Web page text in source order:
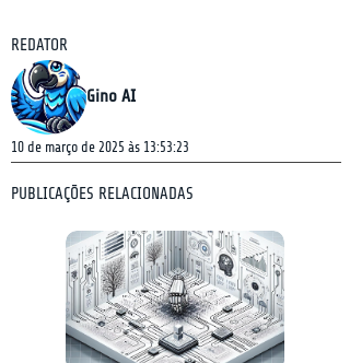
REDATOR
Gino AI
10 de março de 2025 às 13:53:23
PUBLICAÇÕES RELACIONADAS